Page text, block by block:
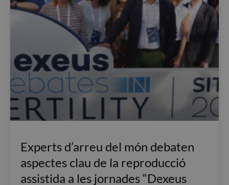
Experts d’arreu del món debaten
aspectes clau de la reproducció
assistida a les jornades “Dexeus